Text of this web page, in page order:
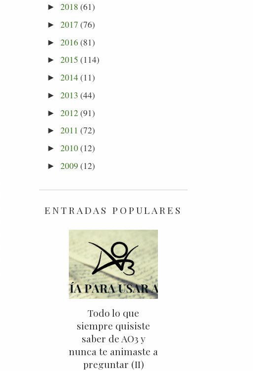
► 2018 (61)
► 2017 (76)
► 2016(81)
► 2015 (114)
► 2014(11)
► 2013 (44)
► 2012(91)
► 2011 (72)
► 2010(12)
► 2009 (12)
ENTRADAS POPULARES
Todo lo que
siempre quisiste
saber de AO3 y
nunca te animaste a
preguntar (II)